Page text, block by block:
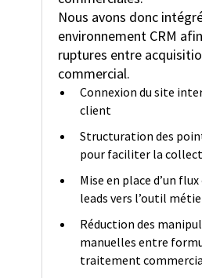
Nous avons donc
environnement CRM
ruptures entre
commercial.
Connexion du site
client
Structuration des
pour faciliter la
Mise en place d’un
leads vers l’outil
Réduction des
manuelles entre
traitement